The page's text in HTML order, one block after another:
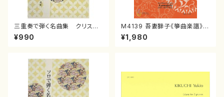
三重奏で弾く名曲集 クリスマ
スメドレー( 箏2/大平光美 編
曲/楽譜）
¥990
M4139 吾妻獅子《箏曲楽譜》
（箏/宮城道雄著・宮城宗家監修/
箏曲古典楽譜）
¥1,980